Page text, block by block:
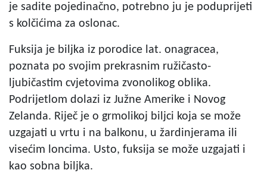
je sadite pojedinačno, potrebno ju je poduprijeti
s kolčićima za oslonac.
Fuksija je biljka iz porodice lat. onagracea,
poznata po svojim prekrasnim ružičasto-
ljubičastim cvjetovima zvonolikog oblika.
Podrijetlom dolazi iz Južne Amerike i Novog
Zelanda. Riječ je o grmolikoj biljci koja se može
uzgajati u vrtu i na balkonu, u žardinjerama ili
visećim loncima. Usto, fuksija se može uzgajati i
kao sobna biljka.